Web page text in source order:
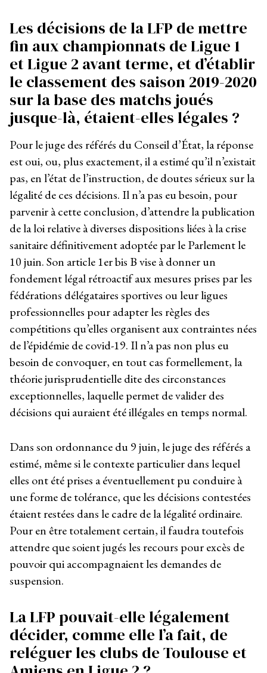
Les décisions de la LFP de mettre
fin aux championnats de Ligue 1
et Ligue 2 avant terme, et d’établir
le classement des saison 2019-2020
sur la base des matchs joués
jusque-là, étaient-elles légales ?
Pour le juge des référés du Conseil d’État, la réponse
est oui, ou, plus exactement, il a estimé qu’il n’existait
pas, en l’état de l’instruction, de doutes sérieux sur la
légalité de ces décisions. Il n’a pas eu besoin, pour
parvenir à cette conclusion, d’attendre la publication
de la loi relative à diverses dispositions liées à la crise
sanitaire définitivement adoptée par le Parlement le
10 juin. Son article 1er bis B vise à donner un
fondement légal rétroactif aux mesures prises par les
fédérations délégataires sportives ou leur ligues
professionnelles pour adapter les règles des
compétitions qu’elles organisent aux contraintes nées
de l’épidémie de covid-19. Il n’a pas non plus eu
besoin de convoquer, en tout cas formellement, la
théorie jurisprudentielle dite des circonstances
exceptionnelles, laquelle permet de valider des
décisions qui auraient été illégales en temps normal.
Dans son ordonnance du 9 juin, le juge des référés a
estimé, même si le contexte particulier dans lequel
elles ont été prises a éventuellement pu conduire à
une forme de tolérance, que les décisions contestées
étaient restées dans le cadre de la légalité ordinaire.
Pour en être totalement certain, il faudra toutefois
attendre que soient jugés les recours pour excès de
pouvoir qui accompagnaient les demandes de
suspension.
La LFP pouvait-elle légalement
décider, comme elle l’a fait, de
reléguer les clubs de Toulouse et